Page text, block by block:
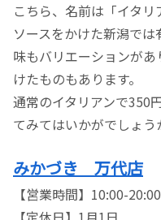
こちら、名前は「イタ
ソースをかけた新潟では
味もバリエーションが
けたものもあります。
通常のイタリアンで350
てみてはいかがでしょう
みかづき 万代店
【営業時間】10:00-20:00